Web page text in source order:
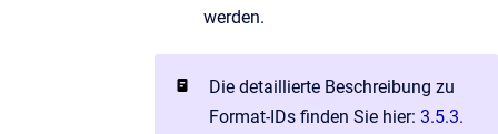
werden.
Die detaillierte Beschreibung zu
Format-IDs finden Sie hier: 3.5.3.